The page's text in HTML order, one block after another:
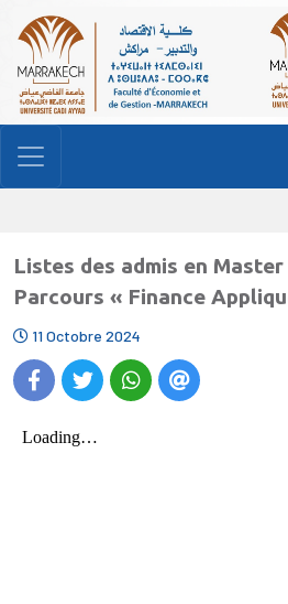
Listes des admis en Master
Parcours « Finance
11 Octobre 2024